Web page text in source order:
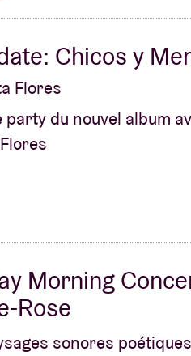
ABtv
Chicos y
Flores
party du nouvel album
Morning
Rose
sonores